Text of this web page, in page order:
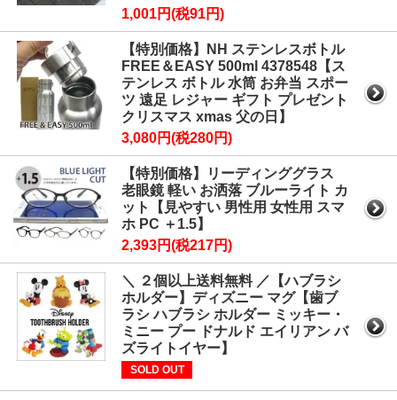
1,001円(税91円)
【特別価格】NH ステンレスボトル
FREE＆EASY 500ml 4378548【ス
テンレス ボトル 水筒 お弁当 スポー
ツ 遠足 レジャー ギフト プレゼント
クリスマス xmas 父の日】
3,080円(税280円)
【特別価格】リーディンググラス
老眼鏡 軽い お洒落 ブルーライト カ
ット【見やすい 男性用 女性用 スマ
ホ PC ＋1.5】
2,393円(税217円)
＼ ２個以上送料無料 ／【ハブラシ
ホルダー】ディズニー マグ【歯ブ
ラシ ハブラシ ホルダー ミッキー・
ミニー プー ドナルド エイリアン バ
ズライトイヤー】
SOLD OUT